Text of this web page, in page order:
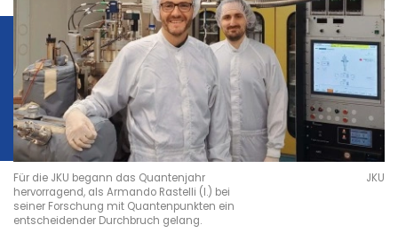
Für die JKU begann das Quantenjahr
hervorragend, als Armando Rastelli (l.) bei
seiner Forschung mit Quantenpunkten ein
entscheidender Durchbruch gelang.
JKU